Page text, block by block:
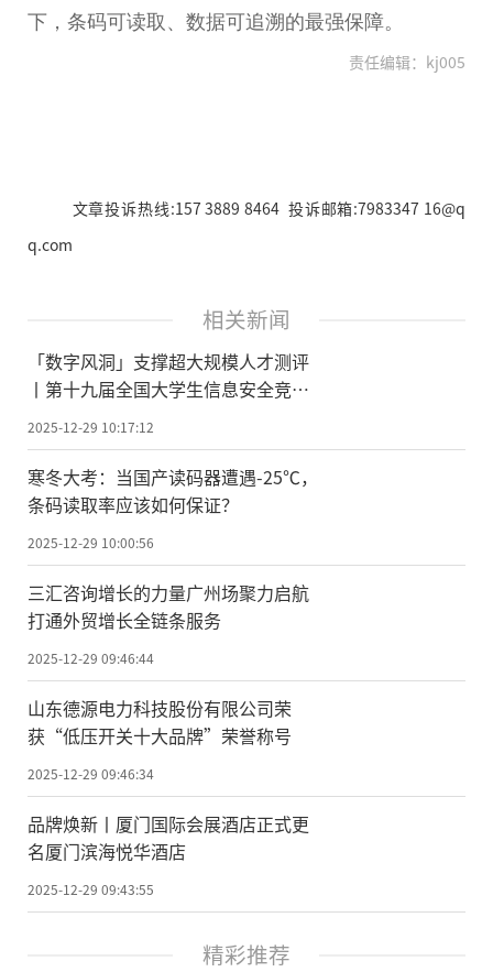
下，条码可读取、数据可追溯的最强保障。
责任编辑：kj005
文章投诉热线:157 3889 8464 投诉邮箱:7983347 16@q
q.com
相关新闻
「数字风洞」支撑超大规模人才测评
丨第十九届全国大学生信息安全竞赛
暨第三届“长城杯”网数智安全大赛
线上赛收官
2025-12-29 10:17:12
寒冬大考：当国产读码器遭遇-25℃，
条码读取率应该如何保证？
2025-12-29 10:00:56
三汇咨询增长的力量广州场聚力启航
打通外贸增长全链条服务
2025-12-29 09:46:44
山东德源电力科技股份有限公司荣
获“低压开关十大品牌”荣誉称号
2025-12-29 09:46:34
品牌焕新丨厦门国际会展酒店正式更
名厦门滨海悦华酒店
2025-12-29 09:43:55
精彩推荐